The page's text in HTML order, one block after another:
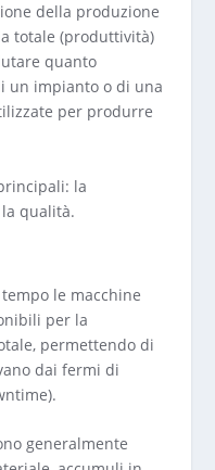
della produzione
totale (produttività)
quanto
un impianto o di una
per produrre
la
qualità.
le macchine
per la
permettendo di
dai fermi di
generalmente